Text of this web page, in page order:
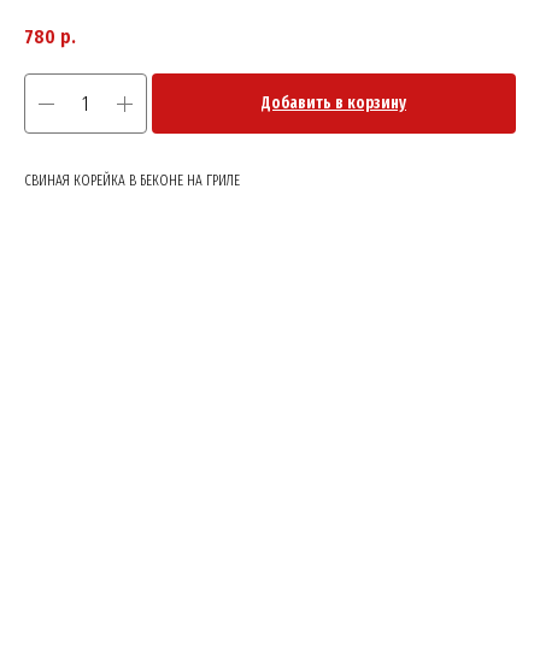
780 р.
Добавить в корзину
СВИНАЯ КОРЕЙКА В БЕКОНЕ НА ГРИЛЕ